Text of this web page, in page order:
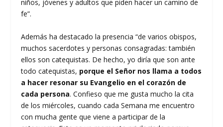
niños, jóvenes y adultos que piden hacer un camino de
fe”.
Además ha destacado la presencia “de varios obispos,
muchos sacerdotes y personas consagradas: también
ellos son catequistas. De hecho, yo diría que son ante
todo catequistas, porque el Señor nos llama a todos
a hacer resonar su Evangelio en el corazón de
cada persona. Confieso que me gusta mucho la cita
de los miércoles, cuando cada Semana me encuentro
con mucha gente que viene a participar de la